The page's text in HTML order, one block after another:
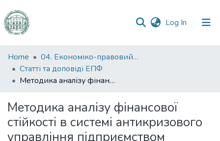
Log In (current)
Communities
&
Collections
Statistics
Home
04. Економіко-правовий факультет
Статті та доповіді ЕПФ
Методика аналізу фінансової стійкості в системі антикризового управління підприємством
Методика аналізу фінансової
стійкості в системі антикризового
управління підприємством